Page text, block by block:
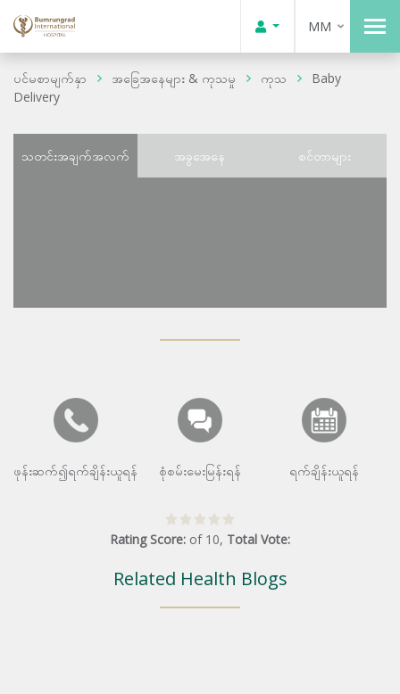
MM
ပင်မစာမျက်နှာ အခြေအနေများ & ကုသမှု ကုသ
Baby
Delivery
သတင်းအချက်အလက် အခွအေနေ စင်တာများ
ဖုန်းဆက်၍ရက်ချိန်းယူရန် စုံစမ်းမေးမြန်းရန် ရက်ချိန်းယူရန်
Rating Score: of 10, Total Vote:
Related Health Blogs